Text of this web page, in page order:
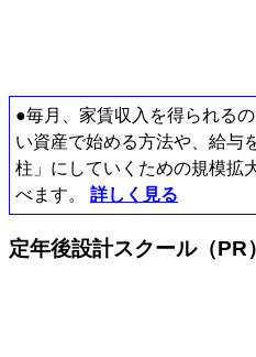
●毎月、家賃収入を得られる
い資産で始める方法や、給与
柱」にしていくための規模拡
べます。 詳しく見る
定年後設計スクール（PR）